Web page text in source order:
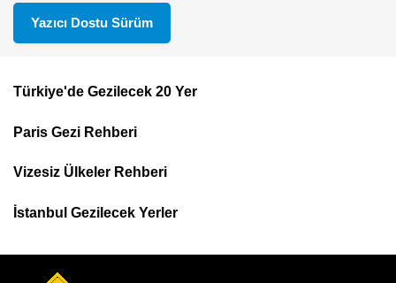
Yazıcı Dostu Sürüm
Footer
Top
Menu
Türkiye'de Gezilecek 20 Yer
Paris Gezi Rehberi
Vizesiz Ülkeler Rehberi
İstanbul Gezilecek Yerler